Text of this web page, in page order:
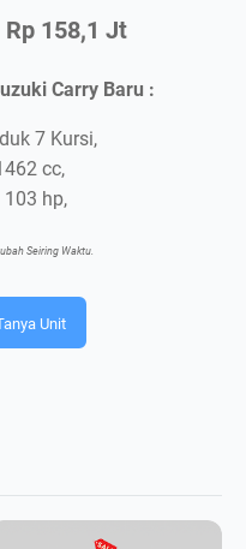
Rp 158,1 Jt
Carry Baru :
7 Kursi,
cc,
hp,
Seiring Waktu.
Unit